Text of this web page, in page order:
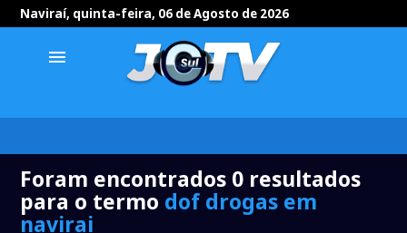
Naviraí, quinta-feira, 06 de Agosto de 2026
menu
Foram encontrados 0 resultados
para o termo dof drogas em
navirai